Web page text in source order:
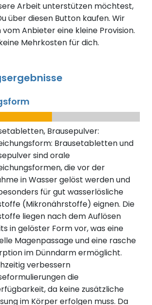
Arbeit unterstützen möchtest,
über diesen Button kaufen. Wir
Anbieter eine kleine Provision.
Mehrkosten für dich.
Brausepulver:
Brausetabletten und
sind orale
die vor der
in Wasser gelöst werden und
für gut wasserlösliche
(Mikronährstoffe) eignen. Die
liegen nach dem Auflösen
in gelöster Form vor, was eine
Magenpassage und eine rasche
im Dünndarm ermöglicht.
verbessern
die
da keine zusätzliche
im Körper erfolgen muss. Da